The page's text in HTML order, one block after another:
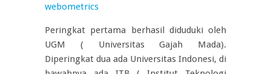
Peringkat pertama berhasil diduduki oleh
UGM ( Universitas Gajah Mada).
Diperingkat dua ada Universitas Indonesi, di